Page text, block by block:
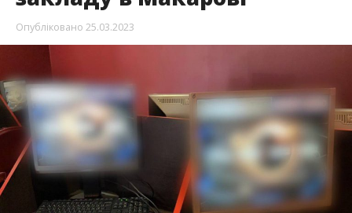
Опубліковано 25.03.2023